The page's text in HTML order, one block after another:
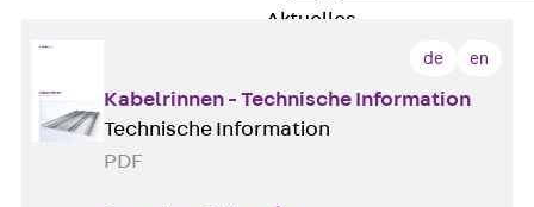
Aktuelles
Aktuelles
Events
de en
Kabelrinnen - Technische Information
Technische Information
PDF